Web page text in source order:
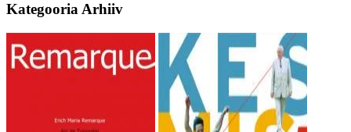
Kategooria Arhiiv